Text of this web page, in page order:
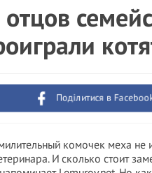
Поділитися в
комочек меха не
И сколько стоит